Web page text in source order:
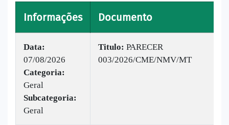
Informações Documento
Data:
07/08/2026
Categoria:
Geral
Subcategoria:
Geral
Titulo: PARECER
003/2026/CME/NMV/MT